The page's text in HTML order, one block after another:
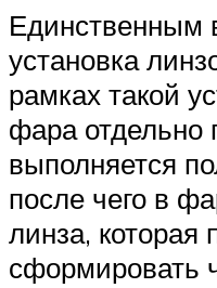
Единственным
установка
рамках такой
фара отдельно
выполняется
после чего в
линза, которая
сформировать